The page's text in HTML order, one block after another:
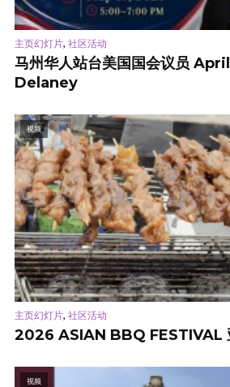
主页幻灯片, 社区活动
马州华人站台美国国会议员
Delaney
视频
主页幻灯片, 社区活动
2026 ASIAN BBQ FESTIVAL
视频